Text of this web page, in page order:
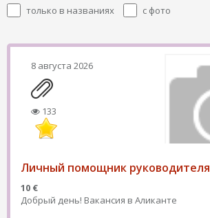
только в названиях с фото
8 августа 2026
133
Личный помощник руководителя
10 €
Добрый день! Вакансия в Аликанте